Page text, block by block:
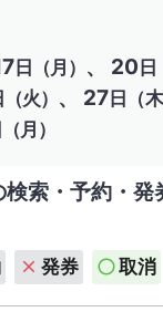
日（月） 、 20 日
火） 、 27 日（木
月）
索・予約・発
発券 取消